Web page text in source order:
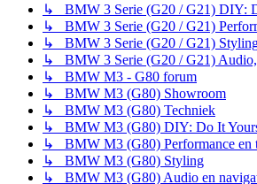
↳ BMW 3 Serie (G20 / G21) DIY:
↳ BMW 3 Serie (G20 / G21)
↳ BMW 3 Serie (G20 / G21)
↳ BMW 3 Serie (G20 / G21)
↳ BMW M3 - G80 forum
↳ BMW M3 (G80) Showroom
↳ BMW M3 (G80) Techniek
↳ BMW M3 (G80) DIY: Do It
↳ BMW M3 (G80) Performance en
↳ BMW M3 (G80) Styling
↳ BMW M3 (G80) Audio en